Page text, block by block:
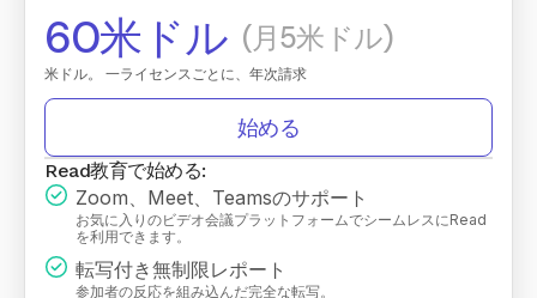
60米ドル (月5米ドル)
米ドル。 一ライセンスごとに、年次請求
始める
Read教育で始める:
Zoom、Meet、Teamsのサポート
お気に入りのビデオ会議プラットフォームでシームレスにRead
を利用できます。
転写付き無制限レポート
参加者の反応を組み込んだ完全な転写。